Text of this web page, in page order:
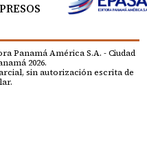
Panamá América S.A. - Ciudad
2026.
sin autorización escrita de